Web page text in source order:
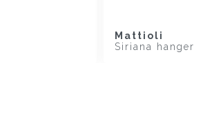
Mattioli
Siriana hanger